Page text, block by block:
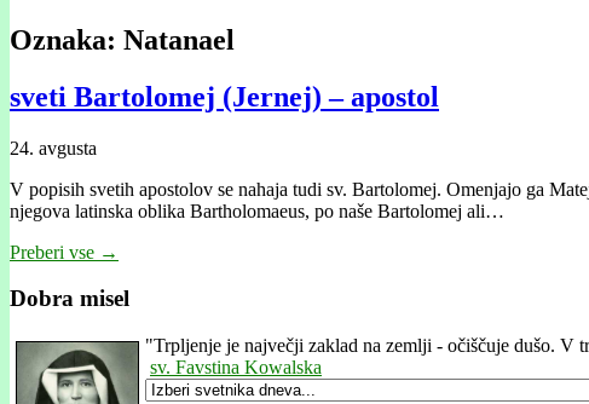
Oznaka: Natanael
sveti Bartolomej (Jernej) – apostol
24. avgusta
V popisih svetih apostolov se nahaja tudi sv. Bartolomej. Omenjajo ga
njegova latinska oblika Bartholomaeus, po naše Bartolomej ali…
Preberi vse →
Dobra misel
"Trpljenje je največji zaklad na zemlji - očiščuje dušo. V
sv. Favstina Kowalska